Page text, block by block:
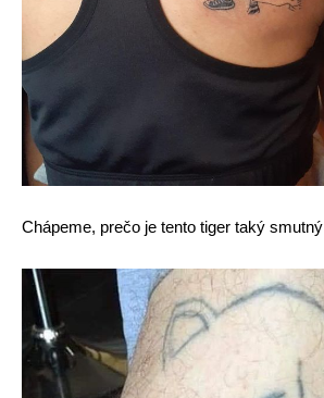
Chápeme, prečo je tento tiger taký smutný